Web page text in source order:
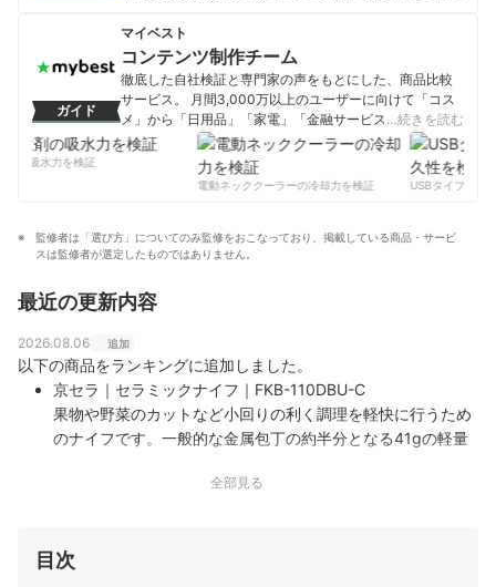
丁職人潜入取材などを行う。元日本料理講師の経歴か
ら、料理動画クリエイターとしても活動中。
包丁料理人おいりのプロフィール
ガイド
マイベスト
コンテンツ制作チーム
徹底した自社検証と専門家の声をもとにした、商品比較
サービス。 月間3,000万以上のユーザーに向けて「コス
メ」から「日用品」「家電」「金融サービス」まで、ベ
ストな商品を選んでもらうために、毎日コンテンツを制
コンテンツ制作チームのプロフィール
…続きを読む
の吸水力を検証
電動ネッククーラーの冷却力を検証
USBタイプCケー
監修者は「選び方」についてのみ監修をおこなっており、掲載している商品・サービ
スは監修者が選定したものではありません。
最近の更新内容
2026.08.06 追加
以下の商品をランキングに追加しました。
京セラ｜セラミックナイフ｜FKB-110DBU-C
果物や野菜のカットなど小回りの利く調理を軽快に行うため
のナイフです。一般的な金属包丁の約半分となる41gの軽量
ます。ハンドルにはサトウキビ由来のバイオ樹脂を配合し、
全部見る
目次